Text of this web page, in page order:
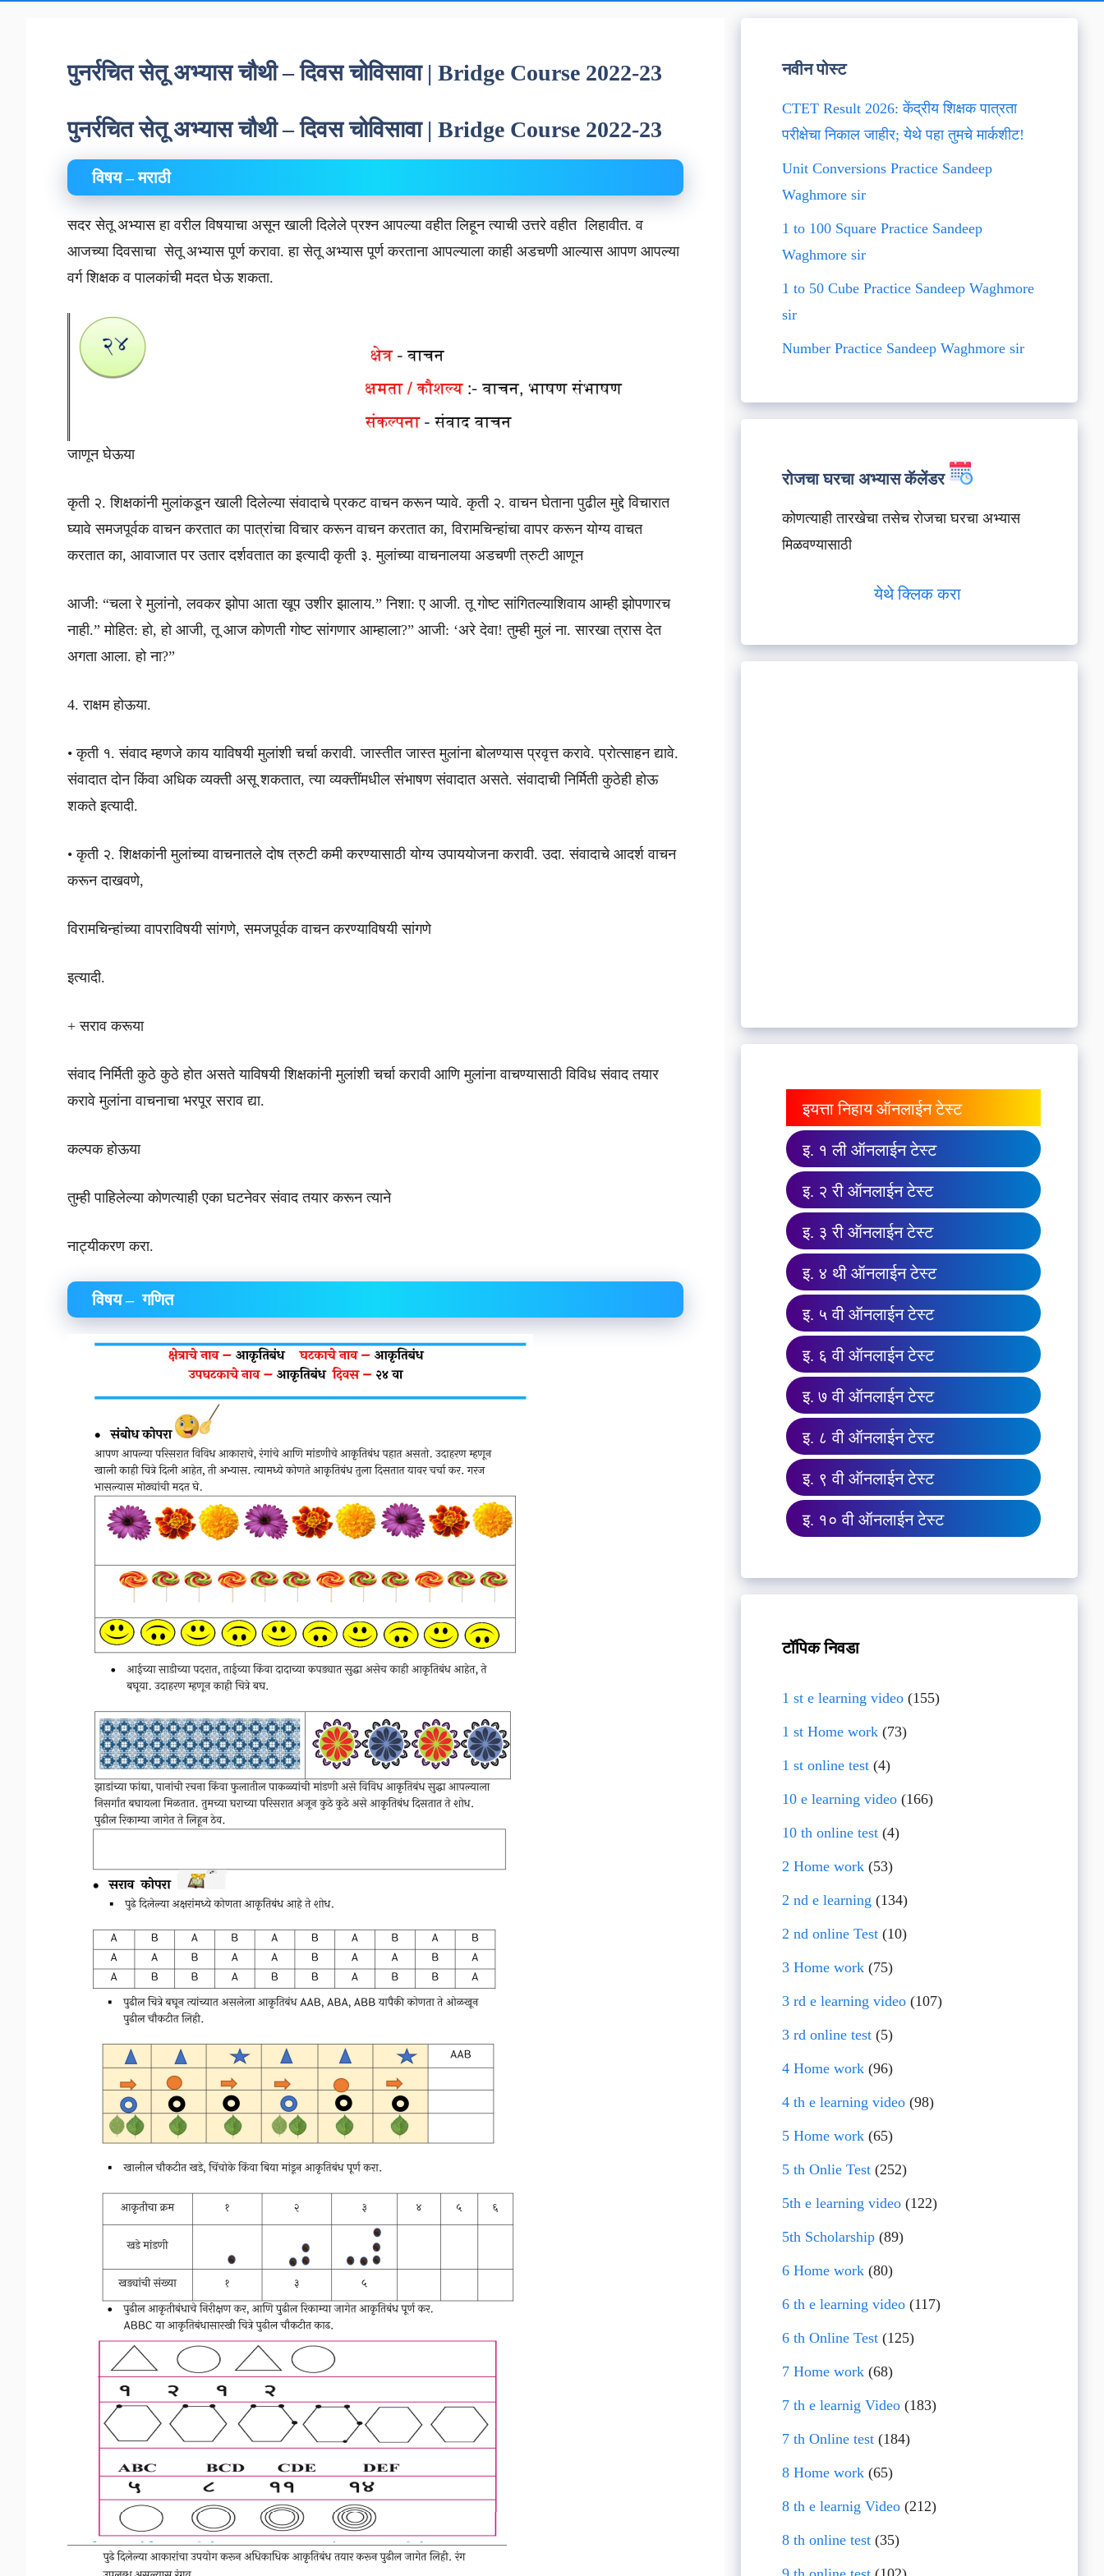
पुनर्रचित सेतू अभ्यास चौथी – दिवस चोविसावा | Bridge Course 2022-23
पुनर्रचित सेतू अभ्यास चौथी – दिवस चोविसावा | Bridge Course 2022-23
विषय – मराठी
सदर सेतू अभ्यास हा वरील विषयाचा असून खाली दिलेले प्रश्न आपल्या वहीत लिहून त्याची उत्तरे वहीत लिहावीत. व
आजच्या दिवसाचा सेतू अभ्यास पूर्ण करावा. हा सेतू अभ्यास पूर्ण करताना आपल्याला काही अडचणी आल्यास आपण आपल्या
वर्ग शिक्षक व पालकांची मदत घेऊ शकता.
जाणून घेऊया
कृती २. शिक्षकांनी मुलांकडून खाली दिलेल्या संवादाचे प्रकट वाचन करून प्यावे. कृती २. वाचन घेताना पुढील मुद्दे विचारात
घ्यावे समजपूर्वक वाचन करतात का पात्रांचा विचार करून वाचन करतात का, विरामचिन्हांचा वापर करून योग्य वाचत
करतात का, आवाजात पर उतार दर्शवतात का इत्यादी कृती ३. मुलांच्या वाचनालया अडचणी त्रुटी आणून
आजी: “चला रे मुलांनो, लवकर झोपा आता खूप उशीर झालाय.” निशा: ए आजी. तू गोष्ट सांगितल्याशिवाय आम्ही झोपणारच
नाही.” मोहित: हो, हो आजी, तू आज कोणती गोष्ट सांगणार आम्हाला?” आजी: ‘अरे देवा! तुम्ही मुलं ना. सारखा त्रास देत
अगता आला. हो ना?”
4. राक्षम होऊया.
• कृती १. संवाद म्हणजे काय याविषयी मुलांशी चर्चा करावी. जास्तीत जास्त मुलांना बोलण्यास प्रवृत्त करावे. प्रोत्साहन द्यावे.
संवादात दोन किंवा अधिक व्यक्ती असू शकतात, त्या व्यक्तींमधील संभाषण संवादात असते. संवादाची निर्मिती कुठेही होऊ
शकते इत्यादी.
• कृती २. शिक्षकांनी मुलांच्या वाचनातले दोष त्रुटी कमी करण्यासाठी योग्य उपाययोजना करावी. उदा. संवादाचे आदर्श वाचन
करून दाखवणे,
विरामचिन्हांच्या वापराविषयी सांगणे, समजपूर्वक वाचन करण्याविषयी सांगणे
इत्यादी.
+ सराव करूया
संवाद निर्मिती कुठे कुठे होत असते याविषयी शिक्षकांनी मुलांशी चर्चा करावी आणि मुलांना वाचण्यासाठी विविध संवाद तयार
करावे मुलांना वाचनाचा भरपूर सराव द्या.
कल्पक होऊया
तुम्ही पाहिलेल्या कोणत्याही एका घटनेवर संवाद तयार करून त्याने
नाट्यीकरण करा.
विषय – गणित
नवीन पोस्ट
CTET Result 2026: केंद्रीय शिक्षक पात्रता
परीक्षेचा निकाल जाहीर; येथे पहा तुमचे मार्कशीट!
Unit Conversions Practice Sandeep
Waghmore sir
1 to 100 Square Practice Sandeep
Waghmore sir
1 to 50 Cube Practice Sandeep Waghmore
sir
Number Practice Sandeep Waghmore sir
रोजचा घरचा अभ्यास कॅलेंडर
कोणत्याही तारखेचा तसेच रोजचा घरचा अभ्यास
मिळवण्यासाठी
येथे क्लिक करा
इयत्ता निहाय ऑनलाईन टेस्ट
इ. १ ली ऑनलाईन टेस्ट
इ. २ री ऑनलाईन टेस्ट
इ. ३ री ऑनलाईन टेस्ट
इ. ४ थी ऑनलाईन टेस्ट
इ. ५ वी ऑनलाईन टेस्ट
इ. ६ वी ऑनलाईन टेस्ट
इ. ७ वी ऑनलाईन टेस्ट
इ. ८ वी ऑनलाईन टेस्ट
इ. ९ वी ऑनलाईन टेस्ट
इ. १० वी ऑनलाईन टेस्ट
टॉपिक निवडा
1 st e learning video(155)
1 st Home work(73)
1 st online test(4)
10 e learning video(166)
10 th online test(4)
2 Home work(53)
2 nd e learning (134)
2 nd online Test(10)
3 Home work(75)
3 rd e learning video(107)
3 rd online test(5)
4 Home work(96)
4 th e learning video(98)
5 Home work(65)
5 th Onlie Test(252)
5th e learning video(122)
5th Scholarship(89)
6 Home work(80)
6 th e learning video(117)
6 th Online Test(125)
7 Home work(68)
7 th e learnig Video(183)
7 th Online test(184)
8 Home work(65)
8 th e learnig Video(212)
8 th online test(35)